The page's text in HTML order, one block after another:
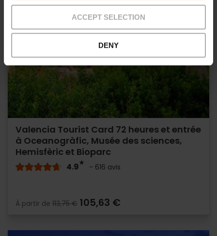
ACCEPT SELECTION
DENY
Valencia Tourist Card 72 heures et entrée
à Oceanogràfic, Musée des sciences,
Hemisfèric et Bioparc
4.9 - 616 avis
À partir de 113,75 € 105,63 €